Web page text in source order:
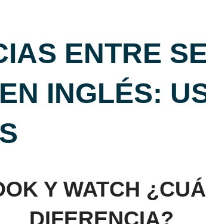
ENTRE
INGLÉS:
Y WATCH
DIFERENCIA?